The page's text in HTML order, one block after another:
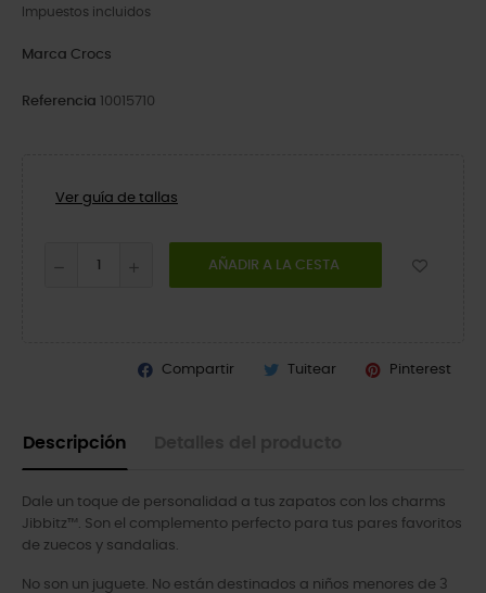
Impuestos incluidos
Marca Crocs
Referencia 10015710
Ver guía de tallas
AÑADIR A LA CESTA
Compartir Tuitear Pinterest
Descripción
Dale un toque de personalidad a tus zapatos con los charms
Jibbitz™. Son el complemento perfecto para tus pares favoritos
de zuecos y sandalias.
No son un juguete. No están destinados a niños menores de 3